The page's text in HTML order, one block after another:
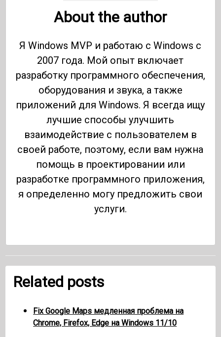
About the author
Я Windows MVP и работаю с Windows с
2007 года. Мой опыт включает
разработку программного обеспечения,
оборудования и звука, а также
приложений для Windows. Я всегда ищу
лучшие способы улучшить
взаимодействие с пользователем в
своей работе, поэтому, если вам нужна
помощь в проектировании или
разработке программного приложения,
я определенно могу предложить свои
услуги.
Related posts
Fix Google Maps медленная проблема на
Chrome, Firefox, Edge на Windows 11/10